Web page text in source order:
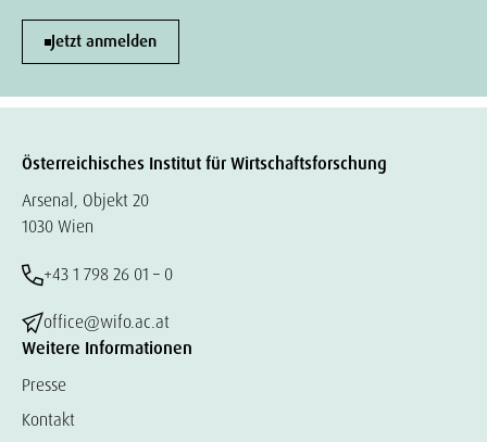
Jetzt anmelden
Österreichisches Institut für Wirtschaftsforschung
Arsenal, Objekt 20
1030 Wien
+43 1 798 26 01 – 0
office@wifo.ac.at
Weitere Informationen
Presse
Kontakt